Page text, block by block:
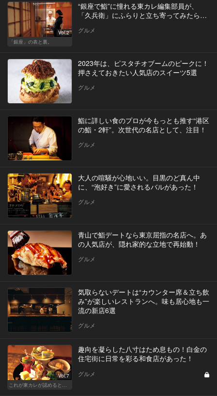
Vol.2
「銀座」の表と裏。
“銀座で鮨”に憧れる東カレ編集部員が、
「久兵衛」にふらりと立ち寄ってみたら…
グルメ
2023年は、ピスタチオブームのピークに！
押さえておきたい人気店のスイーツ5選
グルメ
鮨に詳しい食のプロが今もっとも推す“港区
の鮨・2軒”。次世代の名店として、注目！
グルメ
大人の喧騒が心地いい。目黒のど真ん中
に、“泡好き”に愛されるバルがあった！
グルメ
青山で鮨デートなら東京屈指の名店へ。あ
の人気店が、隠れ家的な立地で再始動！
グルメ
気取らないデートは“カウンター席＆立ち飲
み”が楽しいレストランへ。味も居心地も一
流の新店6選
グルメ
Vol.7
これが東カレが認めるとっておきの和食店
趣向を凝らした八寸はため息もの！白金の
住宅街に日常を彩る和食店があった！
グルメ